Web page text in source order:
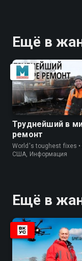
Ещё в
Труднейший в
ремонт
World's toughest fixes •
США, Информация
Ещё в